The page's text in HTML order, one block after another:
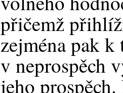
přičemž
zejména pak
v neprospěch
jeho